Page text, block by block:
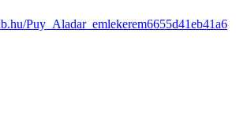
Puy_Aladar_emlekerem6655d41eb41a6